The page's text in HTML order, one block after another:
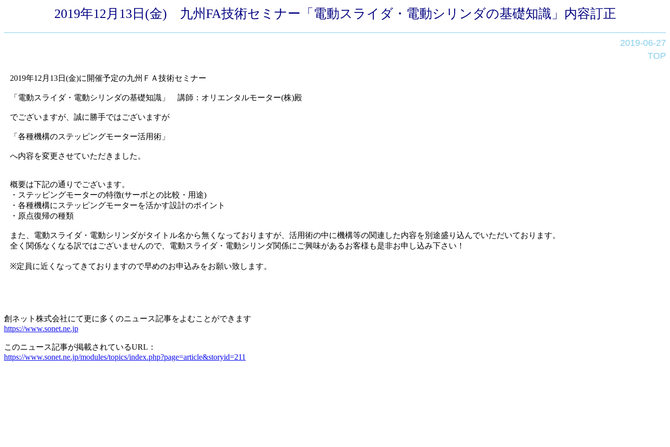
2019年12月13日(金) 九州FA技術セミナー「電動スライダ・電動シリンダの基礎知識」内容訂正
2019-06-27
TOP
2019年12月13日(金)に開催予定の九州ＦＡ技術セミナー
「電動スライダ・電動シリンダの基礎知識」 講師：オリエンタルモーター(株)殿
でございますが、誠に勝手ではございますが
「各種機構のステッピングモーター活用術」
へ内容を変更させていただきました。
概要は下記の通りでございます。
・ステッピングモーターの特徴(サーボとの比較・用途)
・各種機構にステッピングモーターを活かす設計のポイント
・原点復帰の種類
また、電動スライダ・電動シリンダがタイトル名から無くなっておりますが、活用術の中に機構等の関連した内容を別途盛り込んでいただいております。
全く関係なくなる訳ではございませんので、電動スライダ・電動シリンダ関係にご興味があるお客様も是非お申し込み下さい！
※定員に近くなってきておりますので早めのお申込みをお願い致します。
創ネット株式会社にて更に多くのニュース記事をよむことができます
https://www.sonet.ne.jp
このニュース記事が掲載されているURL：
https://www.sonet.ne.jp/modules/topics/index.php?page=article&storyid=211